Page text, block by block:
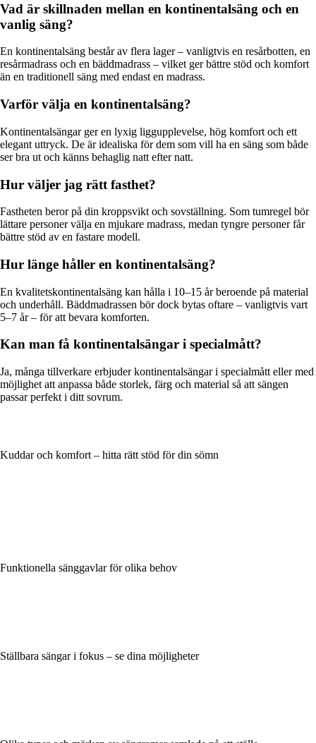
Vad är skillnaden mellan en kontinentalsäng och en
vanlig säng?
En kontinentalsäng består av flera lager – vanligtvis en resårbotten, en
resårmadrass och en bäddmadrass – vilket ger bättre stöd och komfort
än en traditionell säng med endast en madrass.
Varför välja en kontinentalsäng?
Kontinentalsängar ger en lyxig liggupplevelse, hög komfort och ett
elegant uttryck. De är idealiska för dem som vill ha en säng som både
ser bra ut och känns behaglig natt efter natt.
Hur väljer jag rätt fasthet?
Fastheten beror på din kroppsvikt och sovställning. Som tumregel bör
lättare personer välja en mjukare madrass, medan tyngre personer får
bättre stöd av en fastare modell.
Hur länge håller en kontinentalsäng?
En kvalitetskontinentalsäng kan hålla i 10–15 år beroende på material
och underhåll. Bäddmadrassen bör dock bytas oftare – vanligtvis vart
5–7 år – för att bevara komforten.
Kan man få kontinentalsängar i specialmått?
Ja, många tillverkare erbjuder kontinentalsängar i specialmått eller med
möjlighet att anpassa både storlek, färg och material så att sängen
passar perfekt i ditt sovrum.
Kuddar och komfort – hitta rätt stöd för din sömn
Funktionella sänggavlar för olika behov
Ställbara sängar i fokus – se dina möjligheter